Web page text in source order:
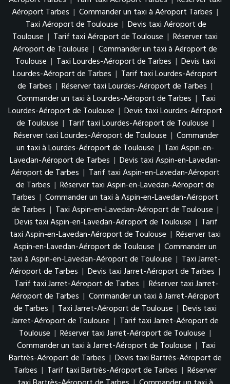
Aéroport Tarbes | Commander un taxi à Aéroport Tarbes |
Taxi Aéroport de Toulouse | Devis taxi Aéroport de
Toulouse | Tarif taxi Aéroport de Toulouse | Réserver taxi
Aéroport de Toulouse | Commander un taxi à Aéroport de
Toulouse | Taxi Lourdes-Aéroport de Tarbes | Devis taxi
Lourdes-Aéroport de Tarbes | Tarif taxi Lourdes-Aéroport
de Tarbes | Réserver taxi Lourdes-Aéroport de Tarbes |
Commander un taxi à Lourdes-Aéroport de Tarbes | Taxi
Lourdes-Aéroport de Toulouse | Devis taxi Lourdes-Aéroport
de Toulouse | Tarif taxi Lourdes-Aéroport de Toulouse |
Réserver taxi Lourdes-Aéroport de Toulouse | Commander
un taxi à Lourdes-Aéroport de Toulouse | Taxi Aspin-en-
Lavedan-Aéroport de Tarbes | Devis taxi Aspin-en-Lavedan-
Aéroport de Tarbes | Tarif taxi Aspin-en-Lavedan-Aéroport
de Tarbes | Réserver taxi Aspin-en-Lavedan-Aéroport de
Tarbes | Commander un taxi à Aspin-en-Lavedan-Aéroport
de Tarbes | Taxi Aspin-en-Lavedan-Aéroport de Toulouse |
Devis taxi Aspin-en-Lavedan-Aéroport de Toulouse | Tarif
taxi Aspin-en-Lavedan-Aéroport de Toulouse | Réserver taxi
Aspin-en-Lavedan-Aéroport de Toulouse | Commander un
taxi à Aspin-en-Lavedan-Aéroport de Toulouse | Taxi Jarret-
Aéroport de Tarbes | Devis taxi Jarret-Aéroport de Tarbes |
Tarif taxi Jarret-Aéroport de Tarbes | Réserver taxi Jarret-
Aéroport de Tarbes | Commander un taxi à Jarret-Aéroport
de Tarbes | Taxi Jarret-Aéroport de Toulouse | Devis taxi
Jarret-Aéroport de Toulouse | Tarif taxi Jarret-Aéroport de
Toulouse | Réserver taxi Jarret-Aéroport de Toulouse |
Commander un taxi à Jarret-Aéroport de Toulouse | Taxi
Bartrès-Aéroport de Tarbes | Devis taxi Bartrès-Aéroport de
Tarbes | Tarif taxi Bartrès-Aéroport de Tarbes | Réserver